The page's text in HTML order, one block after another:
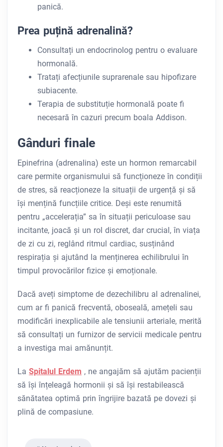
panică.
Prea puțină adrenalină?
Consultați un endocrinolog pentru o evaluare
hormonală.
Tratați afecțiunile suprarenale sau hipofizare
subiacente.
Terapia de substituție hormonală poate fi
necesară în cazuri precum boala Addison.
Gânduri finale
Epinefrina (adrenalina) este un hormon remarcabil
care permite organismului să funcționeze în condiții
de stres, să reacționeze la situații de urgență și să
își mențină funcțiile critice. Deși este renumită
pentru „accelerația” sa în situații periculoase sau
incitante, joacă și un rol discret, dar crucial, în viața
de zi cu zi, reglând ritmul cardiac, susținând
respirația și ajutând la menținerea echilibrului în
timpul provocărilor fizice și emoționale.
Dacă aveți simptome de dezechilibru al adrenalinei,
cum ar fi panică frecventă, oboseală, amețeli sau
modificări inexplicabile ale tensiunii arteriale, merită
să consultați un furnizor de servicii medicale pentru
a investiga mai amănunțit.
La Spitalul Erdem , ne angajăm să ajutăm pacienții
să își înțeleagă hormonii și să își restabilească
sănătatea optimă prin îngrijire bazată pe dovezi și
plină de compasiune.